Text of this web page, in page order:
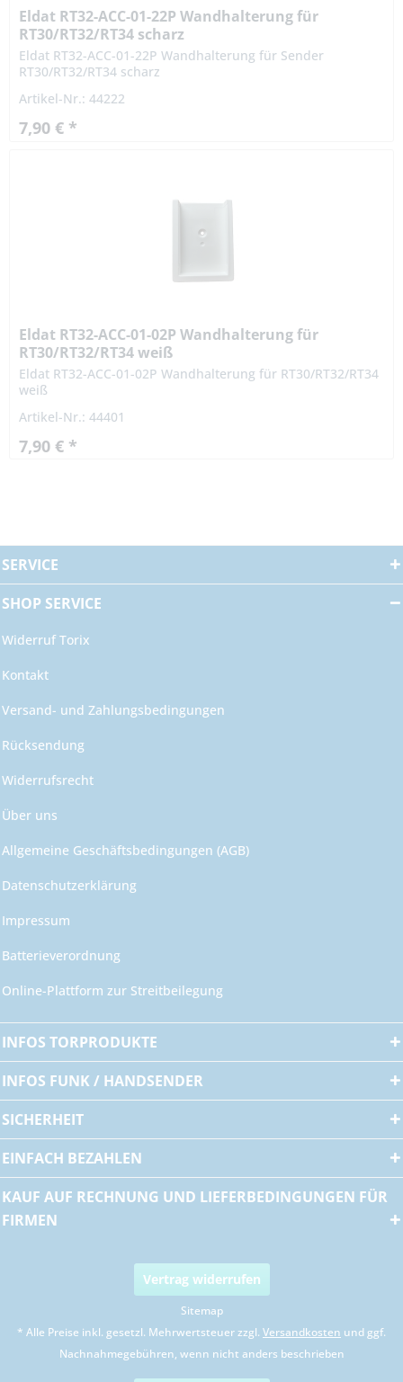
Eldat RT32-ACC-01-22P Wandhalterung für
RT30/RT32/RT34 scharz
Eldat RT32-ACC-01-22P Wandhalterung für Sender
RT30/RT32/RT34 scharz
Artikel-Nr.: 44222
7,90 € *
Eldat RT32-ACC-01-02P Wandhalterung für
RT30/RT32/RT34 weiß
Eldat RT32-ACC-01-02P Wandhalterung für RT30/RT32/RT34
weiß
Artikel-Nr.: 44401
7,90 € *
SERVICE
SHOP SERVICE
Widerruf Torix
Kontakt
Versand- und Zahlungsbedingungen
Rücksendung
Widerrufsrecht
Über uns
Allgemeine Geschäftsbedingungen (AGB)
Datenschutzerklärung
Impressum
Batterieverordnung
Online-Plattform zur Streitbeilegung
INFOS TORPRODUKTE
INFOS FUNK / HANDSENDER
SICHERHEIT
EINFACH BEZAHLEN
KAUF AUF RECHNUNG UND LIEFERBEDINGUNGEN FÜR
FIRMEN
Vertrag widerrufen
Sitemap
* Alle Preise inkl. gesetzl. Mehrwertsteuer zzgl. Versandkosten und ggf.
Nachnahmegebühren, wenn nicht anders beschrieben